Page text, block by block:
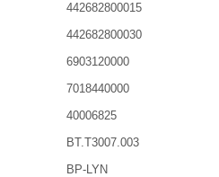
442682800015
442682800030
6903120000
7018440000
40006825
BT.T3007.003
BP-LYN